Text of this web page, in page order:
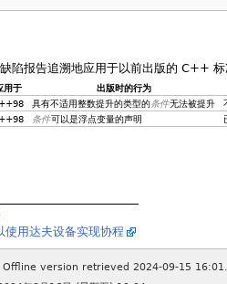
陷报告追溯地应用于以前出版的 C++
用于
出版时的行为
具有不适用整数提升的类型的条件无法被提升
条件可以是浮点变量的声明
用达夫设备实现协程
Offline version retrieved 2024-09-15 16:01.